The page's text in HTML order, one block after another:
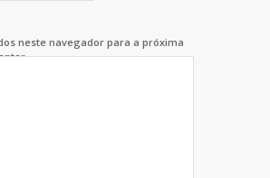
neste navegador para a próxima